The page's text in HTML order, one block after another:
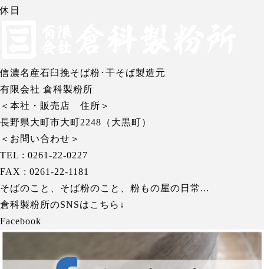
休日
信濃名産石臼挽そば粉･干そば製造元
有限会社 倉科製粉所
＜本社・販売店 住所＞
長野県大町市大町2248（大黒町）
＜お問い合わせ＞
TEL : 0261-22-0227
FAX : 0261-22-1181
そばのこと、そば粉のこと、粉もの屋の日常...
倉科製粉所のSNSはこちら↓
Facebook